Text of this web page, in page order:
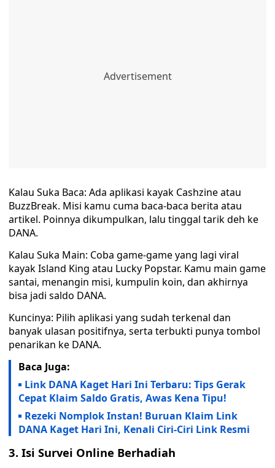
Kalau Suka Baca: Ada aplikasi kayak Cashzine atau
BuzzBreak. Misi kamu cuma baca-baca berita atau
artikel. Poinnya dikumpulkan, lalu tinggal tarik deh ke
DANA.
Kalau Suka Main: Coba game-game yang lagi viral
kayak Island King atau Lucky Popstar. Kamu main game
santai, menangin misi, kumpulin koin, dan akhirnya
bisa jadi saldo DANA.
Kuncinya: Pilih aplikasi yang sudah terkenal dan
banyak ulasan positifnya, serta terbukti punya tombol
penarikan ke DANA.
Baca Juga:
Link DANA Kaget Hari Ini Terbaru: Tips Gerak
Cepat Klaim Saldo Gratis, Awas Kena Tipu!
Rezeki Nomplok Instan! Buruan Klaim Link
DANA Kaget Hari Ini, Kenali Ciri-Ciri Link Resmi
3. Isi Survei Online Berhadiah